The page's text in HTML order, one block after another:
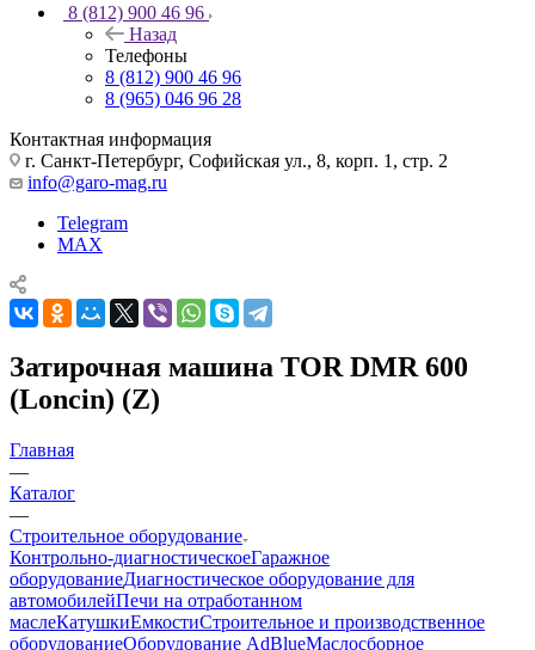
8 (812) 900 46 96
Назад
Телефоны
8 (812) 900 46 96
8 (965) 046 96 28
Контактная информация
г. Санкт-Петербург, Софийская ул., 8, корп. 1, стр. 2
info@garo-mag.ru
Telegram
MAX
Затирочная машина TOR DMR 600
(Loncin) (Z)
Главная
—
Каталог
—
Строительное оборудование
Контрольно-диагностическоеГаражное
оборудованиеДиагностическое оборудование для
автомобилейПечи на отработанном
маслеКатушкиЕмкостиСтроительное и производственное
оборудованиеОборудование AdBlueМаслосборное